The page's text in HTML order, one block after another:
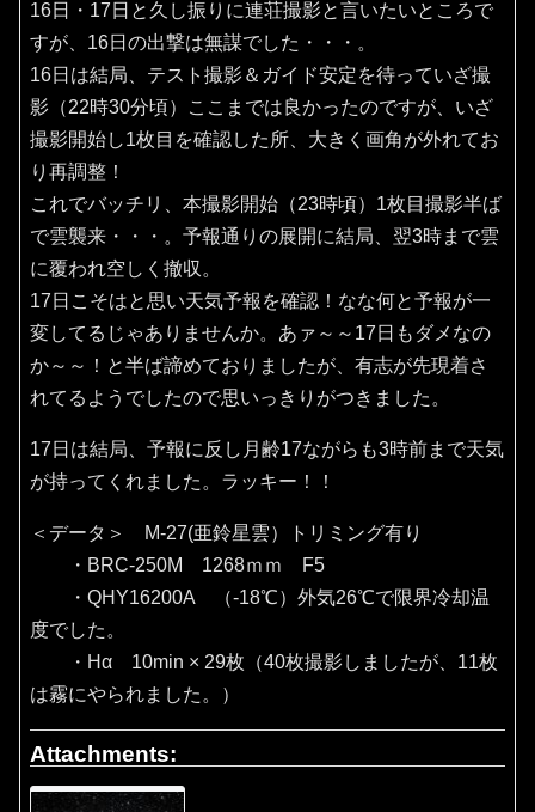
16日・17日と久し振りに連荘撮影と言いたいところで
すが、16日の出撃は無謀でした・・・。
16日は結局、テスト撮影＆ガイド安定を待っていざ撮
影（22時30分頃）ここまでは良かったのですが、いざ
撮影開始し1枚目を確認した所、大きく画角が外れてお
り再調整！
これでバッチリ、本撮影開始（23時頃）1枚目撮影半ば
で雲襲来・・・。予報通りの展開に結局、翌3時まで雲
に覆われ空しく撤収。
17日こそはと思い天気予報を確認！なな何と予報が一
変してるじゃありませんか。あァ～～17日もダメなの
か～～！と半ば諦めておりましたが、有志が先現着さ
れてるようでしたので思いっきりがつきました。
17日は結局、予報に反し月齢17ながらも3時前まで天気
が持ってくれました。ラッキー！！
＜データ＞ M-27(亜鈴星雲）トリミング有り
・BRC-250M 1268ｍｍ F5
・QHY16200A （‐18℃）外気26℃で限界冷却温
度でした。
・Hα 10min × 29枚（40枚撮影しましたが、11枚
は霧にやられました。）
Attachments: